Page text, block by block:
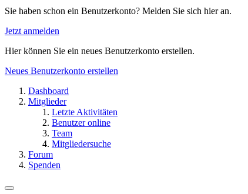
Sie haben schon ein Benutzerkonto? Melden Sie sich hier an.
Jetzt anmelden
Hier können Sie ein neues Benutzerkonto erstellen.
Neues Benutzerkonto erstellen
Dashboard
Mitglieder
Letzte Aktivitäten
Benutzer online
Team
Mitgliedersuche
Forum
Spenden